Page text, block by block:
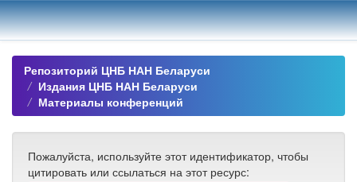
Skip
navigation
Репозиторий ЦНБ НАН Беларуси
Издания ЦНБ НАН Беларуси
Материалы конференций
Пожалуйста, используйте этот идентификатор, чтобы
цитировать или ссылаться на этот ресурс: